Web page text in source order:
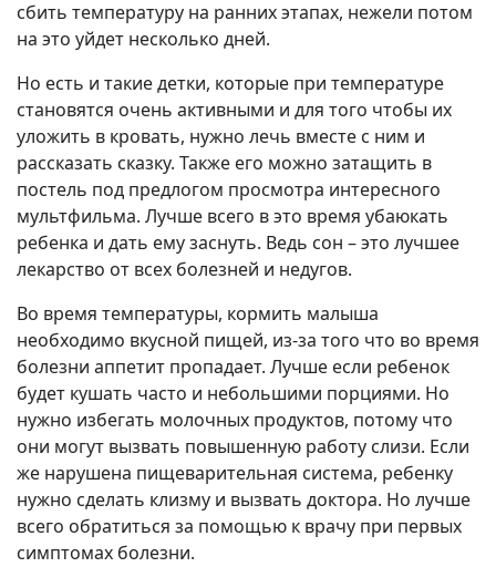
сбить температуру на ранних этапах, нежели потом
на это уйдет несколько дней.
Но есть и такие детки, которые при температуре
становятся очень активными и для того чтобы их
уложить в кровать, нужно лечь вместе с ним и
рассказать сказку. Также его можно затащить в
постель под предлогом просмотра интересного
мультфильма. Лучше всего в это время убаюкать
ребенка и дать ему заснуть. Ведь сон – это лучшее
лекарство от всех болезней и недугов.
Во время температуры, кормить малыша
необходимо вкусной пищей, из-за того что во время
болезни аппетит пропадает. Лучше если ребенок
будет кушать часто и небольшими порциями. Но
нужно избегать молочных продуктов, потому что
они могут вызвать повышенную работу слизи. Если
же нарушена пищеварительная система, ребенку
нужно сделать клизму и вызвать доктора. Но лучше
всего обратиться за помощью к врачу при первых
симптомах болезни.